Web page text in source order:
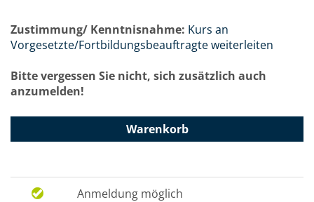
Zustimmung/ Kenntnisnahme: Kurs an
Vorgesetzte/Fortbildungsbeauftragte weiterleiten
Bitte vergessen Sie nicht, sich zusätzlich auch
anzumelden!
Warenkorb
Anmeldung möglich